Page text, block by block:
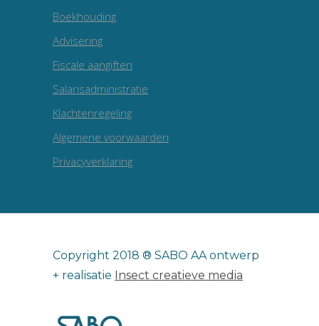
Boekhouding
Advisering
Fiscale aangiften
Salarisadministratie
Klachtenregeling
Algemene voorwaarden
Privacyverklaring
Copyright 2018 ® SABO AA ontwerp
+ realisatie Insect creatieve media